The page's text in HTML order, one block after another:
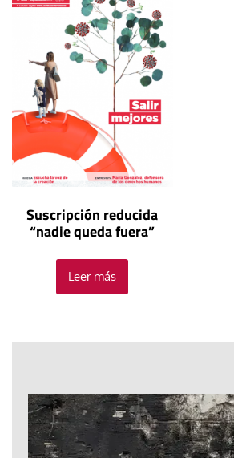
Suscripción reducida
“nadie queda fuera”
Leer más